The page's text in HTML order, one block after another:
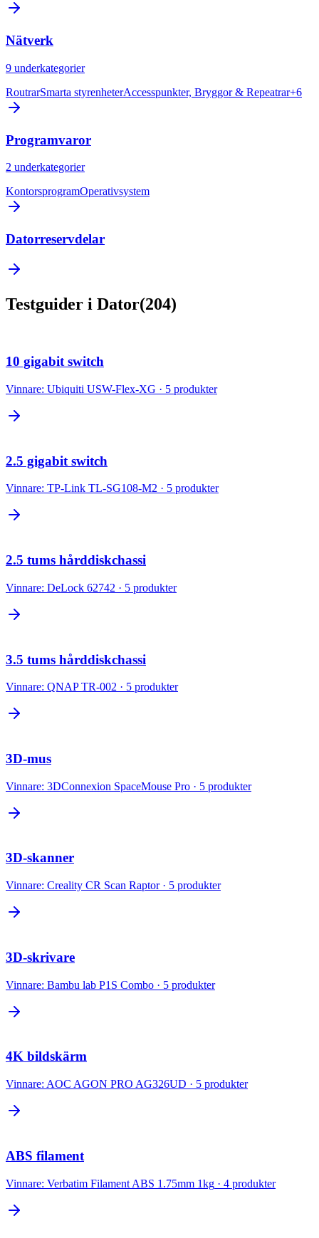
Nätverk
9 underkategorier
RoutrarSmarta styrenheterAccesspunkter, Bryggor & Repeatrar+6
Programvaror
2 underkategorier
KontorsprogramOperativsystem
Datorreservdelar
Testguider i Dator(204)
10 gigabit switch
Vinnare: Ubiquiti USW-Flex-XG · 5 produkter
2.5 gigabit switch
Vinnare: TP-Link TL-SG108-M2 · 5 produkter
2.5 tums hårddiskchassi
Vinnare: DeLock 62742 · 5 produkter
3.5 tums hårddiskchassi
Vinnare: QNAP TR-002 · 5 produkter
3D-mus
Vinnare: 3DConnexion SpaceMouse Pro · 5 produkter
3D-skanner
Vinnare: Creality CR Scan Raptor· 5 produkter
3D-skrivare
Vinnare: Bambu lab P1S Combo · 5 produkter
4K bildskärm
Vinnare: AOC AGON PRO AG326UD · 5 produkter
ABS filament
Vinnare: Verbatim Filament ABS 1.75mm 1kg · 4 produkter